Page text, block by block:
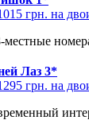
грн. на
местные
Лаз 3*
грн. на